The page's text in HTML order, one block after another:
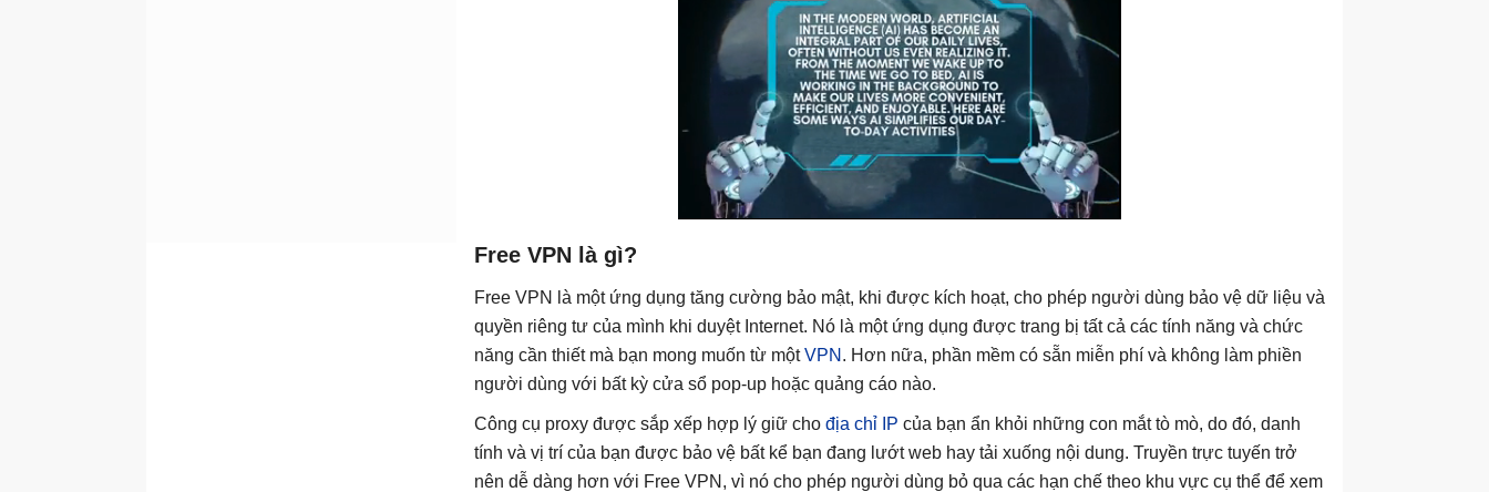
Free VPN là gì?
Free VPN là một ứng dụng tăng cường bảo mật, khi được kích hoạt, cho phép người dùng bảo vệ dữ liệu và
quyền riêng tư của mình khi duyệt Internet. Nó là một ứng dụng được trang bị tất cả các tính năng và chức
năng cần thiết mà bạn mong muốn từ mộtVPN . Hơn nữa, phần mềm có sẵn miễn phí và không làm phiền
người dùng với bất kỳ cửa sổ pop-up hoặc quảng cáo nào.
Công cụ proxy được sắp xếp hợp lý giữ cho địa chỉ IP của bạn ẩn khỏi những con mắt tò mò, do đó, danh
tính và vị trí của bạn được bảo vệ bất kể bạn đang lướt web hay tải xuống nội dung. Truyền trực tuyến trở
nên dễ dàng hơn với Free VPN, vì nó cho phép người dùng bỏ qua các hạn chế theo khu vực cụ thể để xem